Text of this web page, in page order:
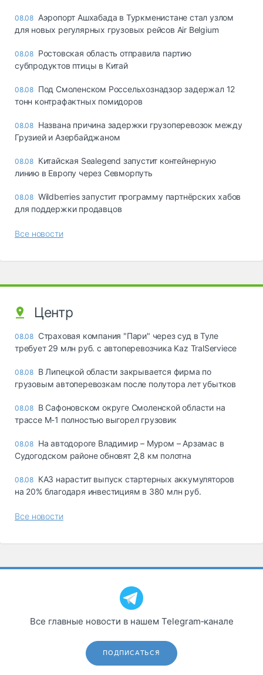
08.08 Аэропорт Ашхабада в Туркменистане стал узлом
для новых регулярных грузовых рейсов Air Belgium
08.08 Ростовская область отправила партию
субпродуктов птицы в Китай
08.08 Под Смоленском Россельхознадзор задержал 12
тонн контрафактных помидоров
08.08 Названа причина задержки грузоперевозок между
Грузией и Азербайджаном
08.08 Китайская Sealegend запустит контейнерную
линию в Европу через Севморпуть
08.08 Wildberries запустит программу партнёрских хабов
для поддержки продавцов
Все новости
Центр
08.08 Страховая компания "Пари" через суд в Туле
требует 29 млн руб. с автоперевозчика Kaz TralServiece
08.08 В Липецкой области закрывается фирма по
грузовым автоперевозкам после полутора лет убытков
08.08 В Сафоновском округе Смоленской области на
трассе М-1 полностью выгорел грузовик
08.08 На автодороге Владимир – Муром – Арзамас в
Судогодском районе обновят 2,8 км полотна
08.08 КАЗ нарастит выпуск стартерных аккумуляторов
на 20% благодаря инвестициям в 380 млн руб.
Все новости
Все главные новости в нашем Telegram‑канале
ПОДПИСАТЬСЯ